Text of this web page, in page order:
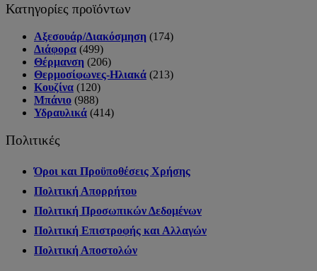
Κατηγορίες προϊόντων
Αξεσουάρ/Διακόσμηση (174)
Διάφορα (499)
Θέρμανση (206)
Θερμοσίφωνες-Ηλιακά (213)
Κουζίνα (120)
Μπάνιο (988)
Υδραυλικά (414)
Πολιτικές
Όροι και Προϋποθέσεις Χρήσης
Πολιτική Απορρήτου
Πολιτική Προσωπικών Δεδομένων
Πολιτική Επιστροφής και Αλλαγών
Πολιτική Αποστολών